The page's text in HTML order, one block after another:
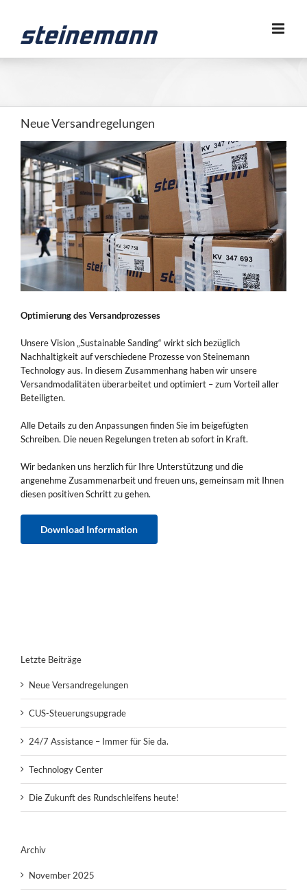
springen
Neue Versandregelungen
Optimierung des Versandprozesses
Unsere Vision „Sustainable Sanding“ wirkt sich bezüglich
Nachhaltigkeit auf verschiedene Prozesse von Steinemann
Technology aus. In diesem Zusammenhang haben wir unsere
Versandmodalitäten überarbeitet und optimiert – zum Vorteil aller
Beteiligten.
Alle Details zu den Anpassungen finden Sie im beigefügten
Schreiben. Die neuen Regelungen treten ab sofort in Kraft.
Wir bedanken uns herzlich für Ihre Unterstützung und die
angenehme Zusammenarbeit und freuen uns, gemeinsam mit Ihnen
diesen positiven Schritt zu gehen.
Download Information
Letzte Beiträge
Neue Versandregelungen
CUS-Steuerungsupgrade
24/7 Assistance – Immer für Sie da.
Technology Center
Die Zukunft des Rundschleifens heute!
Archiv
November 2025